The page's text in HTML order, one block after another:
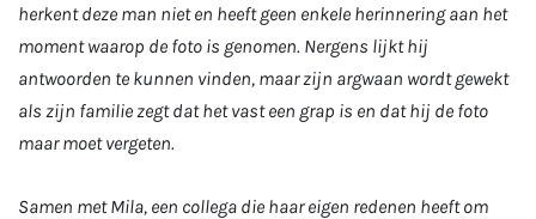
herkent deze man niet en heeft geen enkele herinnering aan het
moment waarop de foto is genomen. Nergens lijkt hij
antwoorden te kunnen vinden, maar zijn argwaan wordt gewekt
als zijn familie zegt dat het vast een grap is en dat hij de foto
maar moet vergeten.
Samen met Mila, een collega die haar eigen redenen heeft om